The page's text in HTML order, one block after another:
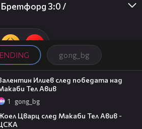
gong_bg
3:0 /
Илиев след победата над
Тел Авив
1 gong_bg
Цварц след Макаби Тел Авив -